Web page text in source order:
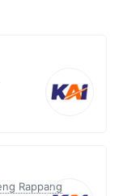
Rappang